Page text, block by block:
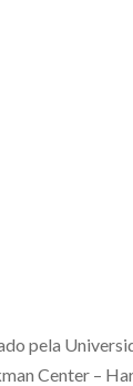
pela
Center –